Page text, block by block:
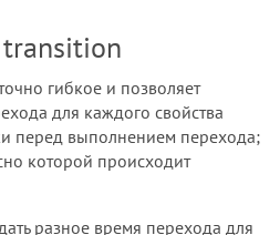
transition
гибкое и позволяет
для каждого свойства
перед выполнением перехода;
которой происходит
разное время перехода для